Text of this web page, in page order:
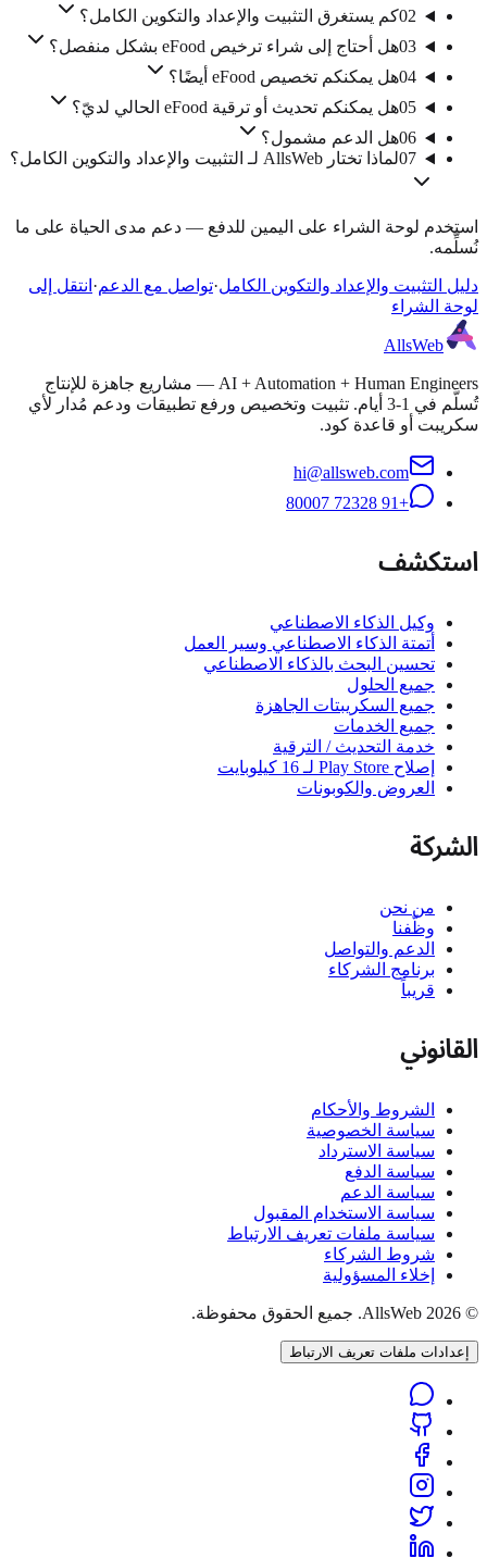
02كم يستغرق التثبيت والإعداد والتكوين الكامل؟
03هل أحتاج إلى شراء ترخيص eFood بشكل منفصل؟
04هل يمكنكم تخصيص eFood أيضًا؟
05هل يمكنكم تحديث أو ترقية eFood الحالي لديّ؟
06هل الدعم مشمول؟
07لماذا تختار AllsWeb لـ التثبيت والإعداد والتكوين الكامل؟
استخدم لوحة الشراء على اليمين للدفع — دعم مدى الحياة على ما
نُسلِّمه.
دليل التثبيت والإعداد والتكوين الكامل·تواصل مع الدعم· انتقل إلى
لوحة الشراء
AllsWeb
AI + Automation + Human Engineers — مشاريع جاهزة للإنتاج
تُسلَّم في 1-3 أيام. تثبيت وتخصيص ورفع تطبيقات ودعم مُدار لأي
سكريبت أو قاعدة كود.
hi@allsweb.com
+91 72328 80007
استكشف
وكيل الذكاء الاصطناعي
أتمتة الذكاء الاصطناعي وسير العمل
تحسين البحث بالذكاء الاصطناعي
جميع الحلول
جميع السكريبتات الجاهزة
جميع الخدمات
خدمة التحديث / الترقية
إصلاح Play Store لـ 16 كيلوبايت
العروض والكوبونات
الشركة
من نحن
وظّفنا
الدعم والتواصل
برنامج الشركاء
قريباً
القانوني
الشروط والأحكام
سياسة الخصوصية
سياسة الاسترداد
سياسة الدفع
سياسة الدعم
سياسة الاستخدام المقبول
سياسة ملفات تعريف الارتباط
شروط الشركاء
إخلاء المسؤولية
© 2026 AllsWeb. جميع الحقوق محفوظة.
إعدادات ملفات تعريف الارتباط